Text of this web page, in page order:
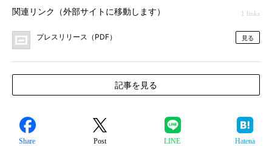
関連リンク（外部サイトに移動します） 1 links
プレスリリース（PDF） 見る
記事を見る
Share Post LINE Hatena